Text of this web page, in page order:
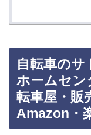
自転車の
ホームセン
転車屋・販
Amazon・